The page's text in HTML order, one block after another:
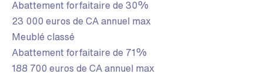
Abattement forfaitaire de 30%
23 000 euros de CA annuel max
Meublé classé
Abattement forfaitaire de 71%
188 700 euros de CA annuel max